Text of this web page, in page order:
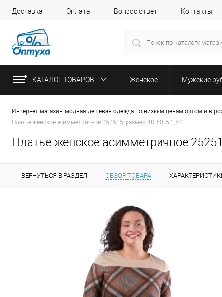
Доставка Оплата Вопрос ответ Контакты
КАТАЛОГ ТОВАРОВ Женское Мужские
Интернет-магазин, модная дешевая одежда по низким ценам оптом и в
Платье женское асимметричное 252515, размер 48, 50, 52, 54
Платье женское асимметричное
ВЕРНУТЬСЯ В РАЗДЕЛ ОБЗОР ТОВАРА